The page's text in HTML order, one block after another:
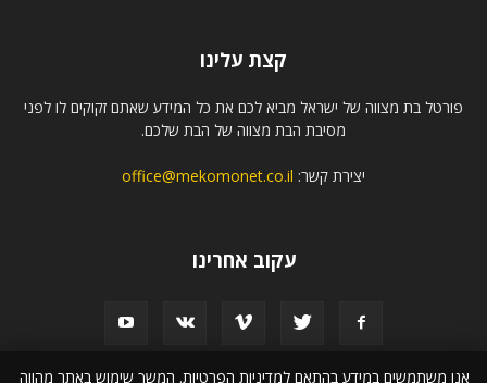
קצת עלינו
פורטל בת מצווה של ישראל מביא לכם את כל המידע שאתם זקוקים לו לפני
מסיבת הבת מצווה של הבת שלכם.
יצירת קשר: office@mekomonet.co.il
עקוב אחרינו
אנו משתמשים במידע בהתאם למדיניות הפרטיות. המשך שימוש באתר מהווה